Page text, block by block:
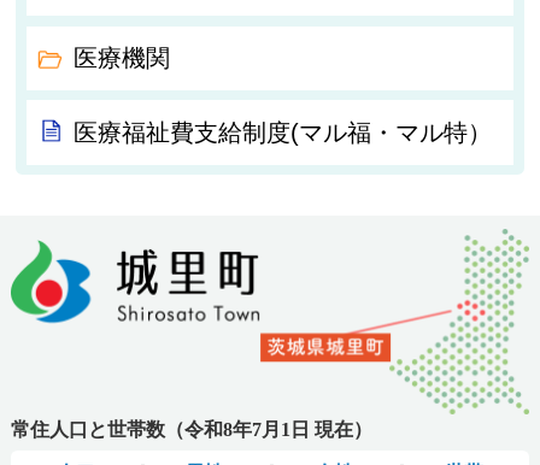
医療機関
医療福祉費支給制度(マル福・マル特）